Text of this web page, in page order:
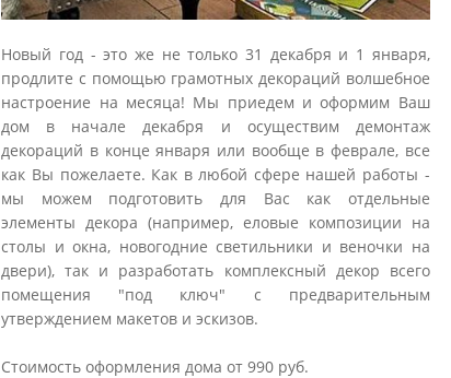
Новый год - это же не только 31 декабря и 1 января,
продлите с помощью грамотных декораций волшебное
настроение на месяца! Мы приедем и оформим Ваш
дом в начале декабря и осуществим демонтаж
декораций в конце января или вообще в феврале, все
как Вы пожелаете. Как в любой сфере нашей работы -
мы можем подготовить для Вас как отдельные
элементы декора (например, еловые композиции на
столы и окна, новогодние светильники и веночки на
двери), так и разработать комплексный декор всего
помещения "под ключ" с предварительным
утверждением макетов и эскизов.
Стоимость оформления дома от 990 руб.